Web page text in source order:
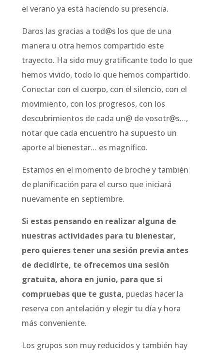
el verano ya está haciendo su presencia.
Daros las gracias a tod@s los que de una
manera u otra hemos compartido este
trayecto. Ha sido muy gratificante todo lo que
hemos vivido, todo lo que hemos compartido.
Conectar con el cuerpo, con el silencio, con el
movimiento, con los progresos, con los
descubrimientos de cada un@ de vosotr@s…,
notar que cada encuentro ha supuesto un
aporte al bienestar… es magnífico.
Estamos en el momento de broche y también
de planificación para el curso que iniciará
nuevamente en septiembre.
Si estas pensando en realizar alguna de
nuestras actividades para tu bienestar,
pero quieres tener una sesión previa antes
de decidirte, te ofrecemos una sesión
gratuita, ahora en junio, para que si
compruebas que te gusta, puedas hacer la
reserva con antelación y elegir tu día y hora
más conveniente.
Los grupos son muy reducidos y también hay